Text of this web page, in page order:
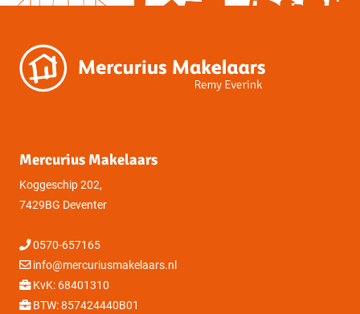
Voorzieningen
Voorzieningen
kabel, Glasvezel kabel,
Zonnepanelen
Permanente bewoning
Onderhoud buiten
Onderhoud binnen
Huidige bestemming
Mercurius Makelaars
Koggeschip 202,
7429BG Deventer
0570-657165
info@mercuriusmakelaars.nl
KvK: 68401310
BTW: 857424440B01